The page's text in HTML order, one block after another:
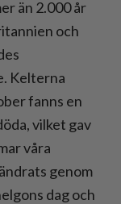
än 2.000 år
och
Kelterna
fanns en
vilket gav
våra
genom
dag och